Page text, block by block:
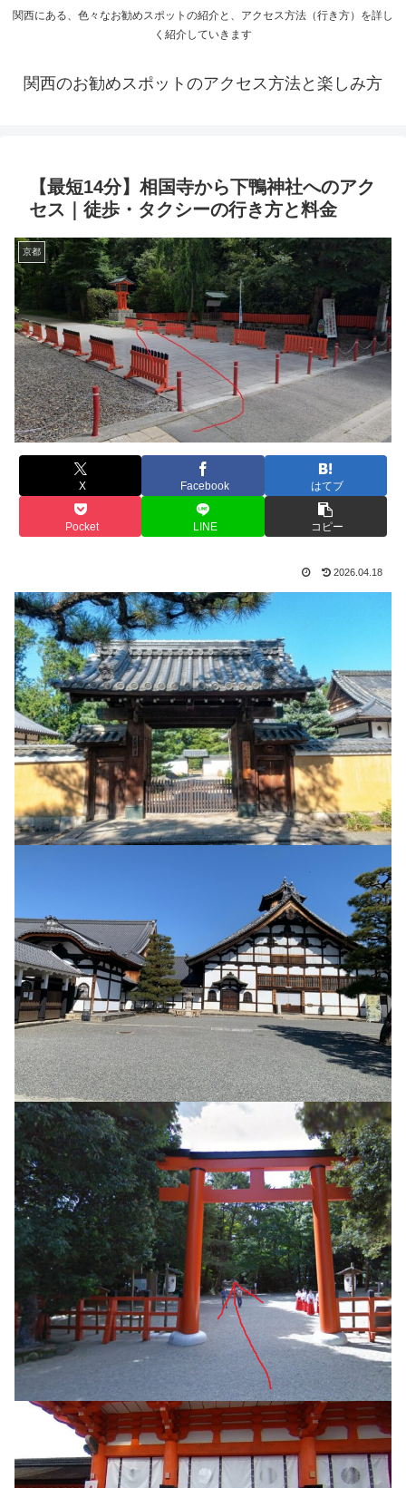
関西にある、色々なお勧めスポットの紹介と、アクセス方法（行き方）を詳し
く紹介していきます
関西のお勧めスポットのアクセス方法と楽しみ方
【最短14分】相国寺から下鴨神社へのアク
セス｜徒歩・タクシーの行き方と料金
京都
X Facebook はてブ
Pocket LINE コピー
2026.04.18